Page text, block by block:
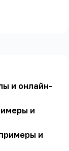
и онлайн-
и
и